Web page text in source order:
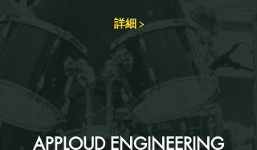
詳細 >
​APPLOUD ENGINEERING